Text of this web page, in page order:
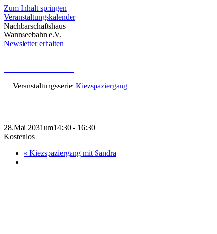
Zum Inhalt springen
Veranstaltungskalender
Nachbarschaftshaus
Wannseebahn e.V.
Newsletter erhalten
Veranstaltungsserie: Kiezspaziergang
28.Mai 2031um14:30 - 16:30
Kostenlos
« Kiezspaziergang mit Sandra